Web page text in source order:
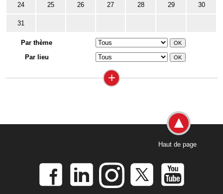
24 25 26 27 28 29 30
31
Par thème
Par lieu
+
Haut de page